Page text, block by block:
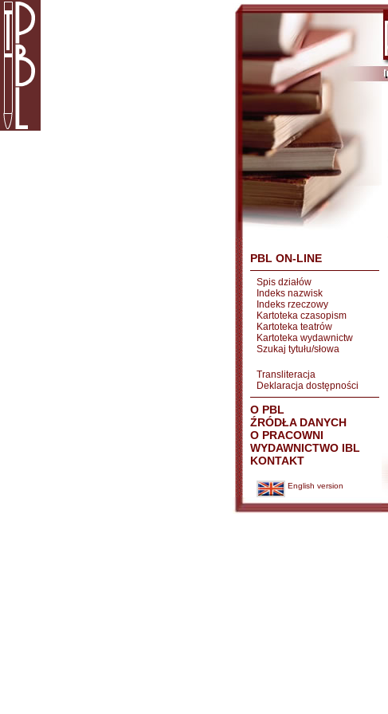
PBL ON-LINE
Spis działów
Indeks nazwisk
Indeks rzeczowy
Kartoteka czasopism
Kartoteka teatrów
Kartoteka wydawnictw
Szukaj tytułu/słowa
Transliteracja
Deklaracja dostępności
O PBL
ŹRÓDŁA DANYCH
O PRACOWNI
WYDAWNICTWO IBL
KONTAKT
English version